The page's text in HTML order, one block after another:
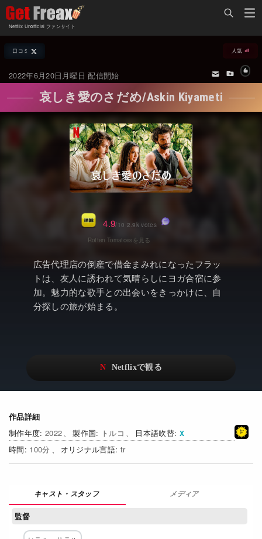
Netflix Unofficial ファンサイト
Netflix新着作品
オールジャンル
海外ドラマ・シリーズ
海外映画
国内TV番組・ドラマ
国内映画
アニメ
ドキュメンタリー
日本語吹替対応作品
その他の国のTV番組
配信終了予定の作品
海外ドラマ・ラインナップ
Netflix 人気ランキング
Netflix 全作品ラインナップ
Netflix配信作品カスタム検索
トレンド
VOD 総合作品情報
Netflix・VOD総合News
Watchlistへ
Netflix Video
Netflix 吹替版作品
Netflix 高い評価の海外作品
みんなの作品レビュー
Watchlist
過去の配信終了作品
口コミ 人気
2022年6月20日月曜日 配信開始
哀しき愛のさだめ/Askin Kiyameti
広告代理店の倒産で借金まみれになったフラッ
トは、友人に誘われて気晴らしにヨガ合宿に参
加。魅力的な歌手との出会いをきっかけに、自
分探しの旅が始まる。
作品詳細
2022
トルコ
日本語吹替
100
tr
4.9/10 2.9k votes
メディア
監督